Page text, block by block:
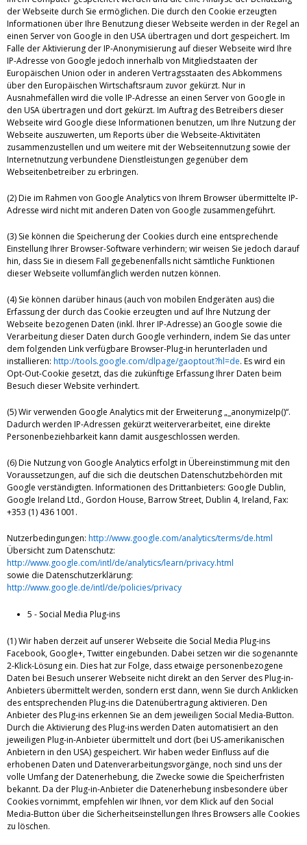
der Webseite durch Sie ermöglichen. Die durch den Cookie erzeugten
Informationen über Ihre Benutzung dieser Webseite werden in der Regel an
einen Server von Google in den USA übertragen und dort gespeichert. Im
Falle der Aktivierung der IP-Anonymisierung auf dieser Webseite wird Ihre
IP-Adresse von Google jedoch innerhalb von Mitgliedstaaten der
Europäischen Union oder in anderen Vertragsstaaten des Abkommens
über den Europäischen Wirtschaftsraum zuvor gekürzt. Nur in
Ausnahmefällen wird die volle IP-Adresse an einen Server von Google in
den USA übertragen und dort gekürzt. Im Auftrag des Betreibers dieser
Webseite wird Google diese Informationen benutzen, um Ihre Nutzung der
Webseite auszuwerten, um Reports über die Webseite-Aktivitäten
zusammenzustellen und um weitere mit der Webseitennutzung sowie der
Internetnutzung verbundene Dienstleistungen gegenüber dem
Webseitenbetreiber zu erbringen.
(2) Die im Rahmen von Google Analytics von Ihrem Browser übermittelte IP-
Adresse wird nicht mit anderen Daten von Google zusammengeführt.
(3) Sie können die Speicherung der Cookies durch eine entsprechende
Einstellung Ihrer Browser-Software verhindern; wir weisen Sie jedoch darauf
hin, dass Sie in diesem Fall gegebenenfalls nicht sämtliche Funktionen
dieser Webseite vollumfänglich werden nutzen können.
(4) Sie können darüber hinaus (auch von mobilen Endgeräten aus) die
Erfassung der durch das Cookie erzeugten und auf Ihre Nutzung der
Webseite bezogenen Daten (inkl. Ihrer IP-Adresse) an Google sowie die
Verarbeitung dieser Daten durch Google verhindern, indem Sie das unter
dem folgenden Link verfügbare Browser-Plug-in herunterladen und
installieren: http://tools.google.com/dlpage/gaoptout?hl=de. Es wird ein
Opt-Out-Cookie gesetzt, das die zukünftige Erfassung Ihrer Daten beim
Besuch dieser Website verhindert.
(5) Wir verwenden Google Analytics mit der Erweiterung „_anonymizeIp()“.
Dadurch werden IP-Adressen gekürzt weiterverarbeitet, eine direkte
Personenbeziehbarkeit kann damit ausgeschlossen werden.
(6) Die Nutzung von Google Analytics erfolgt in Übereinstimmung mit den
Voraussetzungen, auf die sich die deutschen Datenschutzbehörden mit
Google verständigten. Informationen des Drittanbieters: Google Dublin,
Google Ireland Ltd., Gordon House, Barrow Street, Dublin 4, Ireland, Fax:
+353 (1) 436 1001.
Nutzerbedingungen: http://www.google.com/analytics/terms/de.html
Übersicht zum Datenschutz:
http://www.google.com/intl/de/analytics/learn/privacy.html
sowie die Datenschutzerklärung:
http://www.google.de/intl/de/policies/privacy
5 - Social Media Plug-ins
(1) Wir haben derzeit auf unserer Webseite die Social Media Plug-ins
Facebook, Google+, Twitter eingebunden. Dabei setzen wir die sogenannte
2-Klick-Lösung ein. Dies hat zur Folge, dass etwaige personenbezogene
Daten bei Besuch unserer Webseite nicht direkt an den Server des Plug-in-
Anbieters übermittelt werden, sondern erst dann, wenn Sie durch Anklicken
des entsprechenden Plug-ins die Datenübertragung aktivieren. Den
Anbieter des Plug-ins erkennen Sie an dem jeweiligen Social Media-Button.
Durch die Aktivierung des Plug-ins werden Daten automatisiert an den
jeweiligen Plug-in-Anbieter übermittelt und dort (bei US-amerikanischen
Anbietern in den USA) gespeichert. Wir haben weder Einfluss auf die
erhobenen Daten und Datenverarbeitungsvorgänge, noch sind uns der
volle Umfang der Datenerhebung, die Zwecke sowie die Speicherfristen
bekannt. Da der Plug-in-Anbieter die Datenerhebung insbesondere über
Cookies vornimmt, empfehlen wir Ihnen, vor dem Klick auf den Social
Media-Button über die Sicherheitseinstellungen Ihres Browsers alle Cookies
zu löschen.